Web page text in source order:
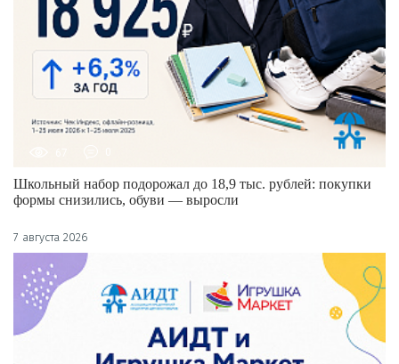
Школьный набор подорожал до 18,9 тыс. рублей: покупки
формы снизились, обуви — выросли
7 августа 2026